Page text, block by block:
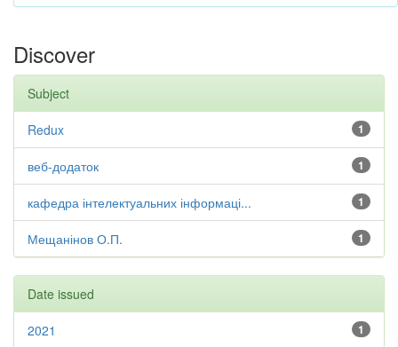
Discover
Subject
1
Redux
1
веб-додаток
1
кафедра інтелектуальних інформаці...
1
Мещанінов О.П.
Date issued
1
2021